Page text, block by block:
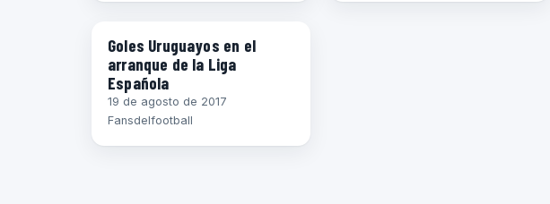
Goles Uruguayos en el
arranque de la Liga
Española
19 de agosto de 2017
Fansdelfootball